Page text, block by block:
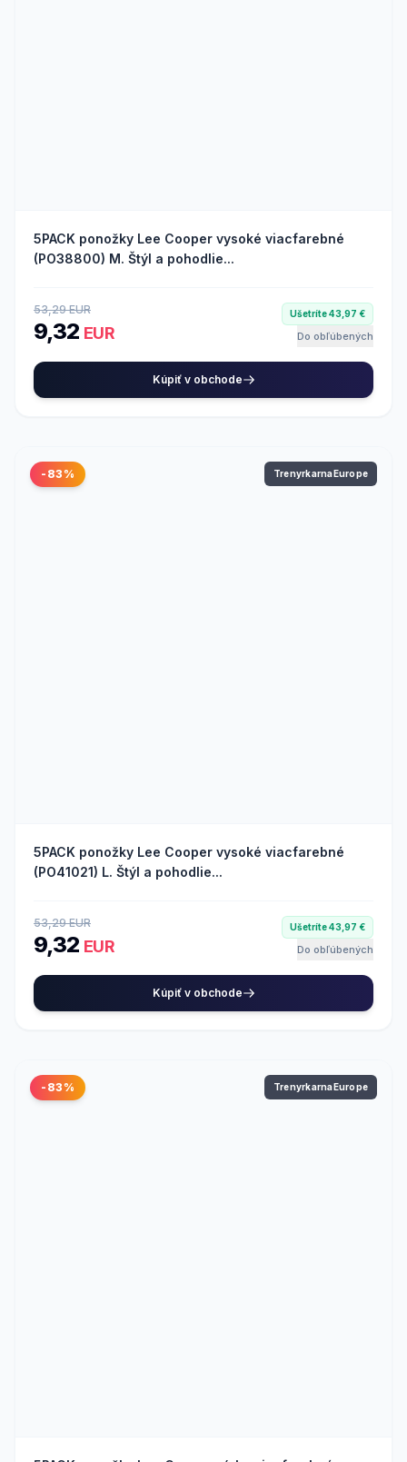
5PACK ponožky Lee Cooper vysoké viacfarebné
(PO38800) M. Štýl a pohodlie...
53,29 EUR
9,32 EUR
Ušetríte 43,97 €
Do obľúbených
Kúpiť v obchode
-83% TrenyrkarnaEurope
5PACK ponožky Lee Cooper vysoké viacfarebné
(PO41021) L. Štýl a pohodlie...
53,29 EUR
9,32 EUR
Ušetríte 43,97 €
Do obľúbených
Kúpiť v obchode
-83% TrenyrkarnaEurope